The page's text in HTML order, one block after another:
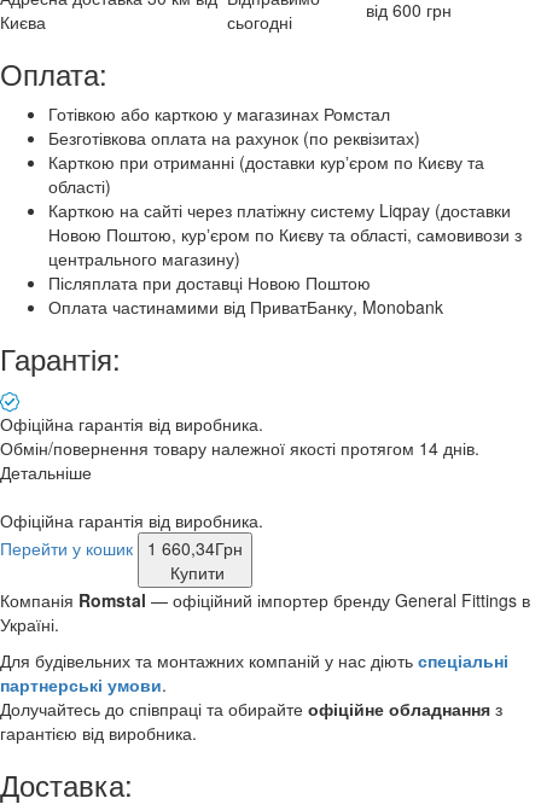
Києва
сьогодні
від 600 грн
Оплата:
Готівкою або карткою у магазинах Ромстал
Безготівкова оплата на рахунок (по реквізитах)
Карткою при отриманні (доставки курʼєром по Києву та
області)
Карткою на сайті через платіжну систему Liqpay (доставки
Новою Поштою, курʼєром по Києву та області, самовивози з
центрального магазину)
Післяплата при доставці Новою Поштою
Оплата частинамими від ПриватБанку, Monobank
Гарантія:
Офіційна гарантія від виробника.
Обмін/повернення товару належної якості протягом 14 днів.
Детальніше
Офіційна гарантія від виробника.
Перейти у кошик
1 660,34Грн
Купити
Компанія Romstal — офіційний імпортер бренду General Fittings в
Україні.
Для будівельних та монтажних компаній у нас діють спеціальні
партнерські умови.
Долучайтесь до співпраці та обирайте офіційне обладнання з
гарантією від виробника.
Доставка: